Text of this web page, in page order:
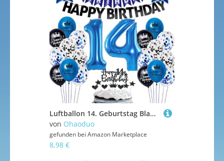
Luftballon 14. Geburtstag Blau Schwarz,14 Geburtstag Junge Ballons,Blau Schwarz 14 Jahre Jungen Party Deko,Geburtstagsdeko 14 Jahre Jungen Mädchen,Blau 14. Party Deko,Tortendeko 14
von Ohaoduo
gefunden bei Amazon Marketplace
8,98 €